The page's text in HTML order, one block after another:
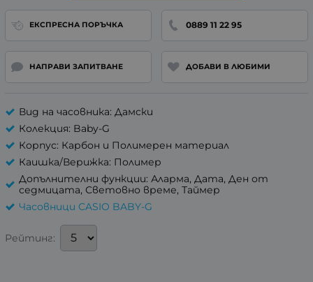
ЕКСПРЕСНА ПОРЪЧКА 0889 11 22 95
НАПРАВИ ЗАПИТВАНЕ ДОБАВИ В ЛЮБИМИ
Вид на часовника: Дамски
Колекция: Baby-G
Корпус: Карбон и Полимерен материал
Каишка/Верижка: Полимер
Допълнителни функции: Аларма, Дата, Ден от
седмицата, Световно време, Таймер
Часовници CASIO BABY-G
Рейтинг: